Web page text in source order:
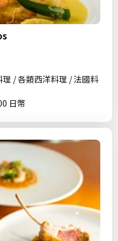
/ 各類西洋料理 / 法國料
日幣